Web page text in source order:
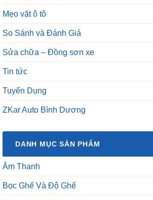
Mẹo vặt ô tô
So Sánh và Đánh Giá
Sửa chữa – Đồng sơn xe
Tin tức
Tuyển Dụng
ZKar Auto Bình Dương
DANH MỤC SẢN PHẨM
Âm Thanh
Bọc Ghế Và Độ Ghế